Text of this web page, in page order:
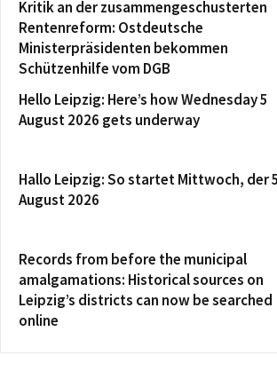
Kritik an der zusammengeschusterten
Rentenreform: Ostdeutsche
Ministerpräsidenten bekommen
Schützenhilfe vom DGB
Hello Leipzig: Here’s how Wednesday 5
August 2026 gets underway
Hallo Leipzig: So startet Mittwoch, der
August 2026
Records from before the municipal
amalgamations: Historical sources on
Leipzig’s districts can now be searched
online